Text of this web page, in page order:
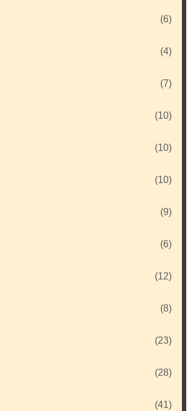
(6)
(4)
(7)
(10)
(10)
(10)
(9)
(6)
(12)
(8)
(23)
(28)
(41)